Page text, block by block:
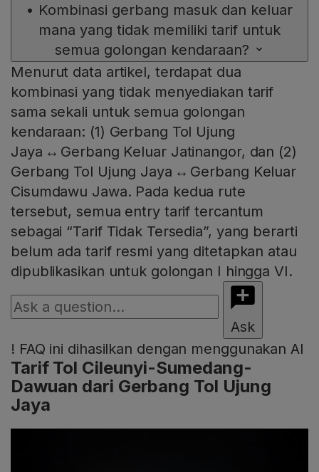
• Kombinasi gerbang masuk dan keluar
mana yang tidak memiliki tarif untuk
semua golongan kendaraan?
Menurut data artikel, terdapat dua
kombinasi yang tidak menyediakan tarif
sama sekali untuk semua golongan
kendaraan: (1) Gerbang Tol Ujung
Jaya ↔ Gerbang Keluar Jatinangor, dan (2)
Gerbang Tol Ujung Jaya ↔ Gerbang Keluar
Cisumdawu Jawa. Pada kedua rute
tersebut, semua entry tarif tercantum
sebagai “Tarif Tidak Tersedia”, yang berarti
belum ada tarif resmi yang ditetapkan atau
dipublikasikan untuk golongan I hingga VI.
Ask
! FAQ ini dihasilkan dengan menggunakan AI
Tarif Tol Cileunyi-Sumedang-
Dawuan dari Gerbang Tol Ujung
Jaya